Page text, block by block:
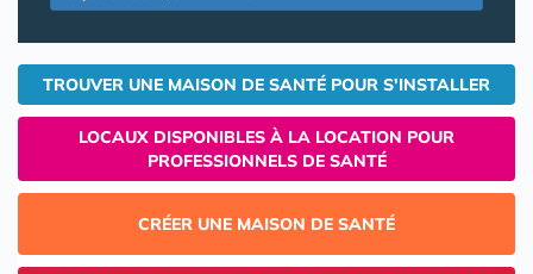
TROUVER UNE MAISON DE SANTÉ POUR S'INSTALLER
LOCAUX DISPONIBLES À LA LOCATION POUR
PROFESSIONNELS DE SANTÉ
CRÉER UNE MAISON DE SANTÉ